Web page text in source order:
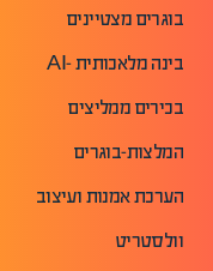
בוגרים מצטיינים
בינה מלאכותית -AI
בכירים ממליצים
המלצות-בוגרים
הערכת אמנות ועיצוב
וולסטריט